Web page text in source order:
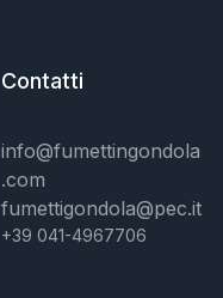
Contatti
info@fumettingondola
.com
fumettigondola@pec.it
+39 041-4967706